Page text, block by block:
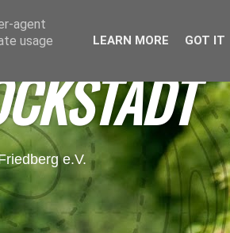
e.V.
agent
usage
LEARN MORE GOT IT